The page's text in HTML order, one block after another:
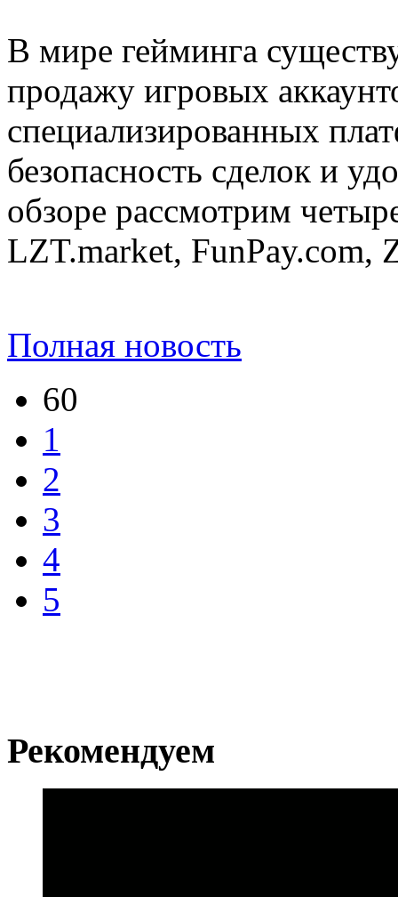
В мире гейминга
продажу игровых
специализированных
безопасность сделок и
обзоре рассмотрим
LZT.market, FunPay.com,
Полная новость
60
1
2
3
4
5
Рекомендуем